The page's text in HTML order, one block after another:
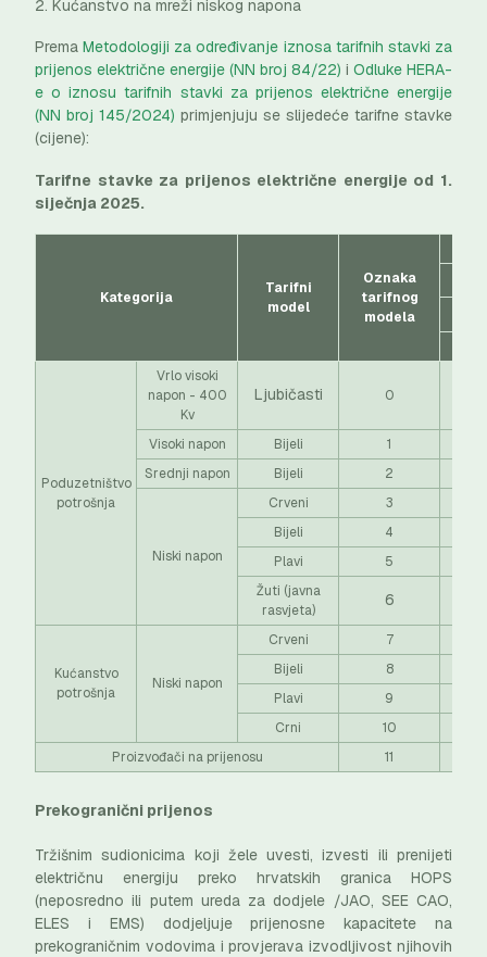
Kućanstvo na mreži niskog napona
PremaMetodologiji za određivanje iznosa tarifnih stavki za
prijenos električne energije (NN broj 84/22) i Odluke HERA-
e o iznosu tarifnih stavki za prijenos električne energije
(NN broj 145/2024) primjenjuju se slijedeće tarifne stavke
(cijene):
Tarifne stavke za prijenos električne energije od 1.
siječnja 2025.
Kategorija
Tarifni
model
Oznaka
tarifnog
modela
Poduzetništvo
potrošnja
Vrlo visoki
napon - 400
Kv
Ljubičasti 0
Visoki napon Bijeli
1
Srednji napon
Bijeli 2
Niski napon
Crveni
3
Bijeli
4
Plavi
5
Žuti (javna
rasvjeta)
6
Kućanstvo
potrošnja
Niski napon
Crveni
7
Bijeli
8
Plavi
9
Crni
10
Proizvođači na prijenosu
11
Prekogranični prijenos
Tržišnim sudionicima koji žele uvesti, izvesti ili prenijeti
električnu energiju preko hrvatskih granica HOPS
(neposredno ili putem ureda za dodjele /JAO, SEE CAO,
ELES i EMS) dodjeljuje prijenosne kapacitete na
prekograničnim vodovima i provjerava izvodljivost njihovih